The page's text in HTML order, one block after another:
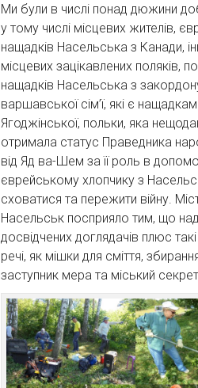
Ми були в числі понад дюжини
у тому числі місцевих жителів,
нащадків Насельська з Канади,
місцевих зацікавлених поляків,
нащадків Насельська з
варшавської сім’ї, які є
Ягоджінської, польки, яка
отримала статус Праведника
від Яд ва-Шем за її роль в
єврейському хлопчику з
сховатися та пережити війну.
Насельськ посприяло тим, що
досвідчених доглядачів плюс такі
речі, як мішки для сміття,
заступник мера та міський